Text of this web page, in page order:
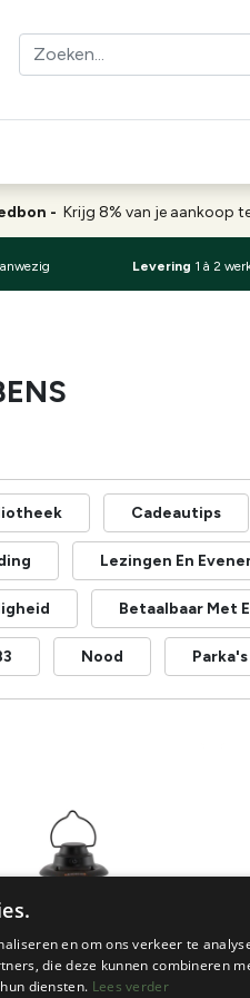
- Krijg 8% van je aankoop
Levering 1 à 2
Cadeautips
Lezingen En
Betaalbaar Met
Nood Parka's
en om ons verkeer te
die deze kunnen combineren
diensten. Lees verder